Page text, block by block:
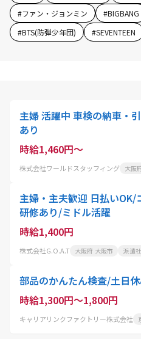
#ファン・ジョンミン #BIGBANG
#BTS(防弾少年団) #SEVENTEEN
主婦 活躍中 車検の納車・
あり
時給1,460円～
株式会社ワールドスタッフィング 大阪
主婦・主夫歓迎 日払い
研修あり/ミドル活躍
時給1,400円
株式会社G.O.A.T 大阪府 大阪市 派遣
部品のかんたん検査/土日
時給1,300円～1,800円
キャリアリンクファクトリー株式会社